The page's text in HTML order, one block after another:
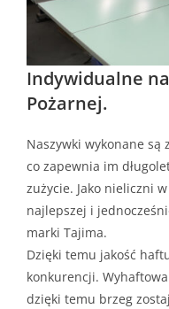
Indywidualne
Pożarnej.
Naszywki wykonane są
co zapewnia im
zużycie. Jako nieliczni
najlepszej i
marki Tajima.
Dzięki temu jakość
konkurencji.
dzięki temu brzeg